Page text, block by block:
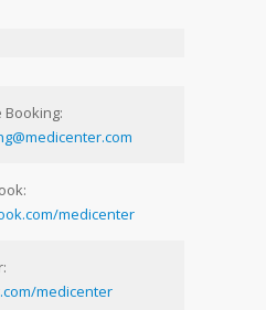
Booking:
medicenter
medicenter